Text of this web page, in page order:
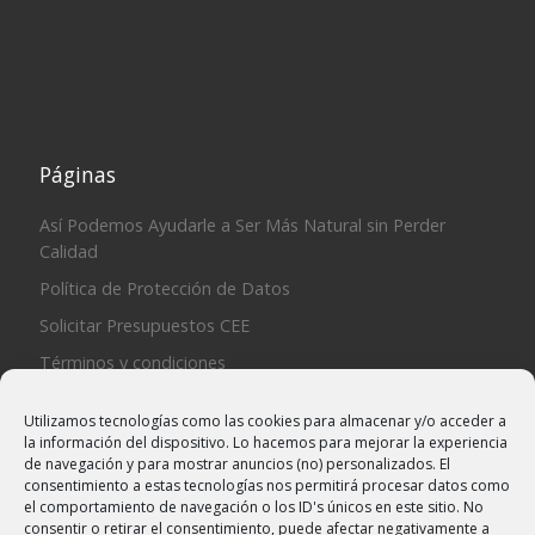
Utilizamos tecnologías como las cookies para almacenar y/o acceder a
la información del dispositivo. Lo hacemos para mejorar la experiencia
de navegación y para mostrar anuncios (no) personalizados. El
consentimiento a estas tecnologías nos permitirá procesar datos como
el comportamiento de navegación o los ID's únicos en este sitio. No
consentir o retirar el consentimiento, puede afectar negativamente a
Páginas
Así Podemos Ayudarle a Ser Más Natural sin Perder
Calidad
Política de Protección de Datos
Solicitar Presupuestos CEE
Términos y condiciones
Preguntas Frecuentes
Contacto